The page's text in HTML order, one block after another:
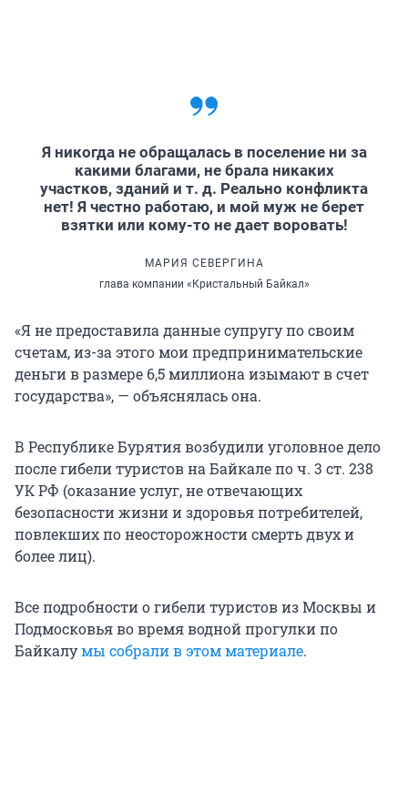
Я никогда не обращалась в поселение ни за
какими благами, не брала никаких
участков, зданий и т. д. Реально конфликта
нет! Я честно работаю, и мой муж не берет
взятки или кому-то не дает воровать!
МАРИЯ СЕВЕРГИНА
глава компании «Кристальный Байкал»
«Я не предоставила данные супругу по своим
счетам, из-за этого мои предпринимательские
деньги в размере 6,5 миллиона изымают в счет
государства», — объяснялась она.
В Республике Бурятия возбудили уголовное дело
после гибели туристов на Байкале поч. 3 ст. 238
УК РФ (оказание услуг, не отвечающих
безопасности жизни и здоровья потребителей,
повлекших по неосторожности смерть двух и
более лиц).
Все подробности о гибели туристов из Москвы и
Подмосковья во время водной прогулки по
Байкалумы собрали в этом материале.